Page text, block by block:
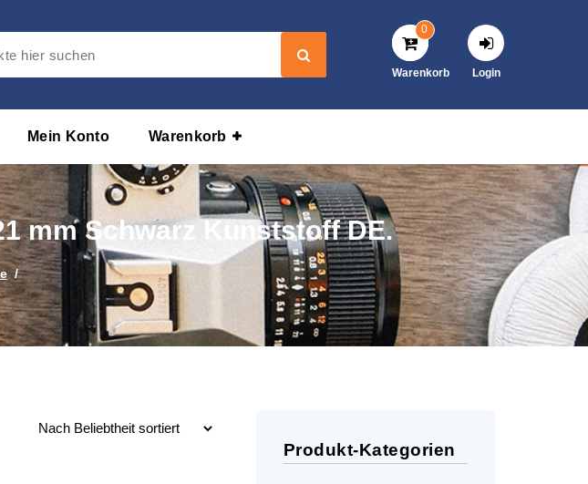
0
Warenkorb Login
Mein Konto Warenkorb
mm Schwarz Kunststoff DE.
/
Produkt-Kategorien